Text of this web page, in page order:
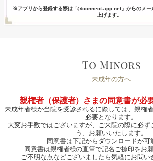
※アプリから登録する際は「@connect-app.net」からのメー
上げます。
未成年の方へ
親権者（保護者）さまの同意書が必
未成年者様が当院を受診されるに際しては、親権
必要となります。
大変お手数ではございますが、ご来院の際に必ず
う、お願いいたします。
同意書は下記からダウンロードが可
同意書は親権者様の直筆で記名ご捺印をお願
ご不明な点などございましたら気軽にお問い